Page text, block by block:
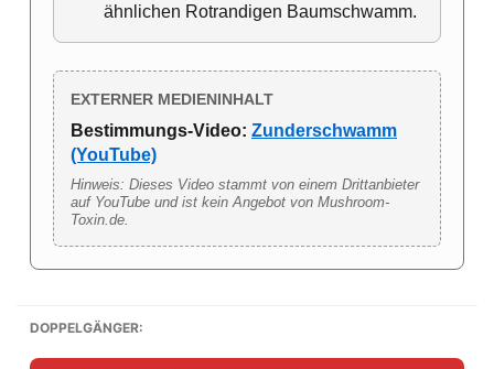
ähnlichen Rotrandigen Baumschwamm.
EXTERNER MEDIENINHALT
Bestimmungs-Video: Zunderschwamm
(YouTube)
Hinweis: Dieses Video stammt von einem Drittanbieter
auf YouTube und ist kein Angebot von Mushroom-
Toxin.de.
DOPPELGÄNGER: